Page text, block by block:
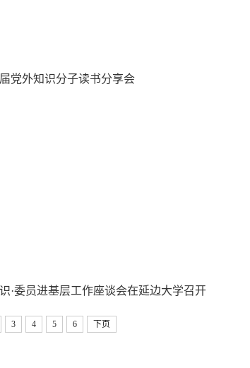
党外知识分子读书分享会
·委员进基层工作座谈会在延边大学召开
3 4 5 6 下页